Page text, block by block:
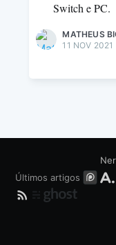
Switch e PC.
MATHEUS
11 NOV 2021
Últimos artigos